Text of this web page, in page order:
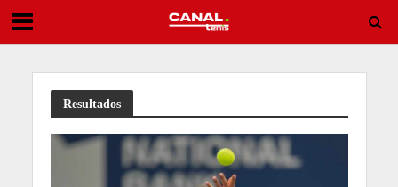
España conquista el Europeo sub16 masculino y logra el subcampeonato femenino
Resultados